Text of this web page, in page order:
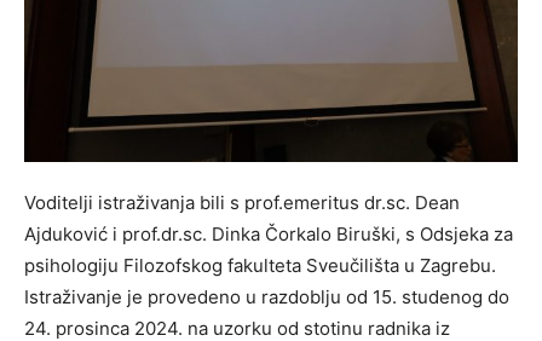
Voditelji istraživanja bili s prof.emeritus dr.sc. Dean
Ajduković i prof.dr.sc. Dinka Čorkalo Biruški, s Odsjeka za
psihologiju Filozofskog fakulteta Sveučilišta u Zagrebu.
Istraživanje je provedeno u razdoblju od 15. studenog do
24. prosinca 2024. na uzorku od stotinu radnika iz